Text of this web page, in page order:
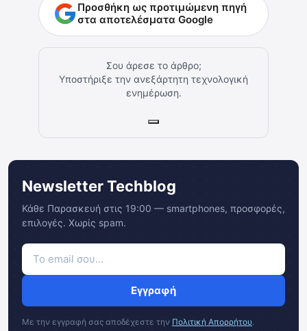
Προσθήκη ως προτιμώμενη πηγή
στα αποτελέσματα Google
Σου άρεσε το άρθρο;
Υποστήριξε την ανεξάρτητη τεχνολογική
ενημέρωση.
Newsletter Techblog
Κάθε Παρασκευή στις 19:00 — smartphones, προσφορές,
επιλογές. Χωρίς spam.
Εγγραφή
Με την εγγραφή σας αποδέχεστε την Πολιτική Απορρήτου.